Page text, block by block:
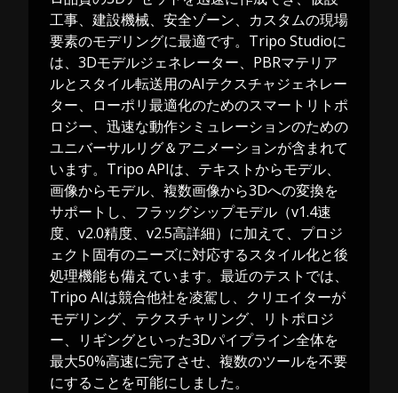
工事、建設機械、安全ゾーン、カスタムの現場
要素のモデリングに最適です。Tripo Studioに
は、3Dモデルジェネレーター、PBRマテリア
ルとスタイル転送用のAIテクスチャジェネレー
ター、ローポリ最適化のためのスマートリトポ
ロジー、迅速な動作シミュレーションのための
ユニバーサルリグ＆アニメーションが含まれて
います。Tripo APIは、テキストからモデル、
画像からモデル、複数画像から3Dへの変換を
サポートし、フラッグシップモデル（v1.4速
度、v2.0精度、v2.5高詳細）に加えて、プロジ
ェクト固有のニーズに対応するスタイル化と後
処理機能も備えています。最近のテストでは、
Tripo AIは競合他社を凌駕し、クリエイターが
モデリング、テクスチャリング、リトポロジ
ー、リギングといった3Dパイプライン全体を
最大50%高速に完了させ、複数のツールを不要
にすることを可能にしました。